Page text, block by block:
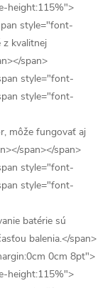
height:115%">
style="font-
kvalitnej
span>
style="font-
style="font-
môže fungovať aj
span></span>
style="font-
style="font-
batérie sú
balenia.</span>
0cm 8pt">
height:115%">